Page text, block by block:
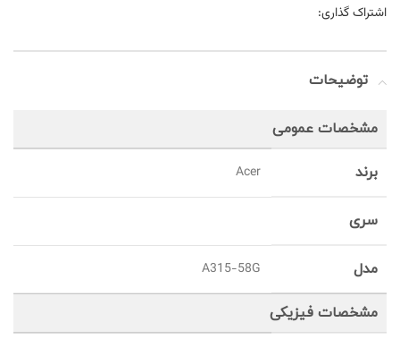
اشتراک گذاری:
توضیحات
مشخصات عمومی
برند Acer
سری
مدل A315-58G
مشخصات فیزیکی